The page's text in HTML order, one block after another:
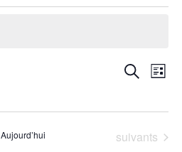
Recherche
Liste
Aujourd’hui Évènements
suivants